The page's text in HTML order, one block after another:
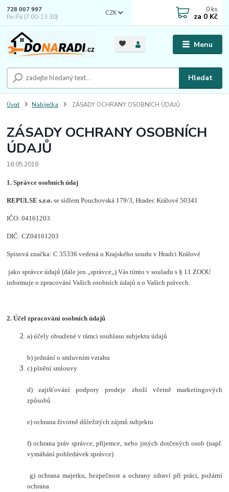
Menu
CZK
Hledat
728 007 997
Po-Pá |7:00-13:30|
0 ks
za 0 Kč
Úvod Nabíječka ZÁSADY OCHRANY OSOBNÍCH ÚDAJŮ
ZÁSADY OCHRANY OSOBNÍCH
ÚDAJŮ
18.05.2018
1.Správce osobních údaj
REPULSE s.r.o. se sídlem Pouchovská 179/3, Hradec Králové 50341
IČO: 04161203
DIČ: CZ04161203
Spisová značka: C 35336 vedená u Krajského soudu v Hradci Králové
jako správce údajů (dále jen „správce„) Vás tímto v souladu s § 11 ZOOU
informuje o zpracování Vašich osobních údajů a o Vašich právech.
2. Účel zpracování osobních údajů
a) účely obsažené v rámci souhlasu subjektu údajů
b) jednání o smluvním vztahu
c) plnění smlouvy
d) zajišťování podpory prodeje zboží včetně marketingových
způsobů
e) ochrana životně důležitých zájmů subjektu
f) ochrana práv správce, příjemce, nebo jiných dotčených osob (např.
vymáhání pohledávek správce)
g) ochrana majetku, bezpečnost a ochrany zdraví při práci, požární
ochrana